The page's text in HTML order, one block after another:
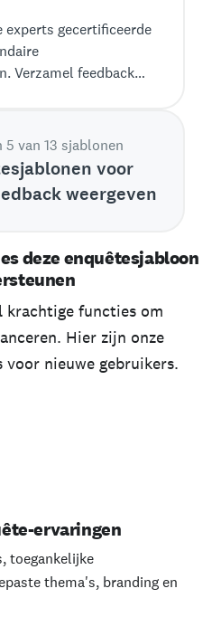
experts gecertificeerde
Verzamel feedback
5 van 13 sjablonen
voor
weergeven
deze enquêtesjabloon
krachtige functies om
Hier zijn onze
nieuwe gebruikers.
ervaringen
toegankelijke
thema's, branding en